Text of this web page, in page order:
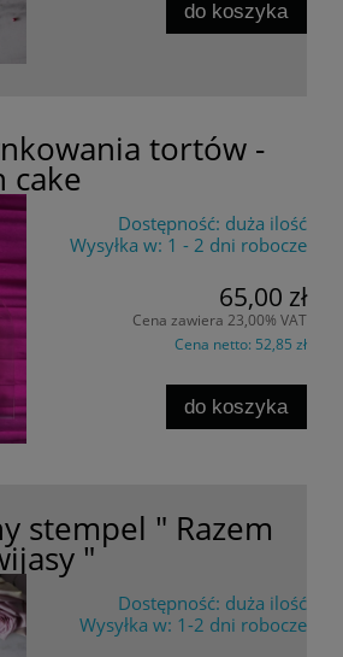
do koszyka
tortów -
cake
Dostępność: duża ilość
Wysyłka w: 1 - 2 dni robocze
65,00 zł
Cena zawiera 23,00% VAT
Cena netto: 52,85 zł
do koszyka
stempel " Razem
"
Dostępność: duża ilość
Wysyłka w: 1-2 dni robocze